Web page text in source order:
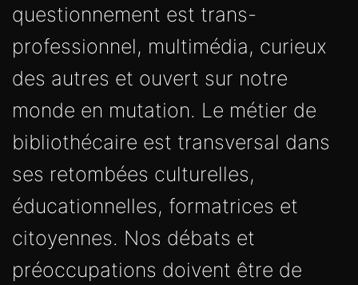
questionnement est trans-
professionnel, multimédia, curieux
des autres et ouvert sur notre
monde en mutation. Le métier de
bibliothécaire est transversal dans
ses retombées culturelles,
éducationnelles, formatrices et
citoyennes. Nos débats et
préoccupations doivent être de